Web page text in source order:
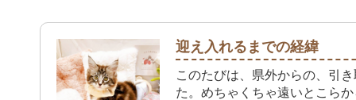
迎え入れるまでの経緯
このたびは、県外からの、引
た。めちゃくちゃ遠いとこら